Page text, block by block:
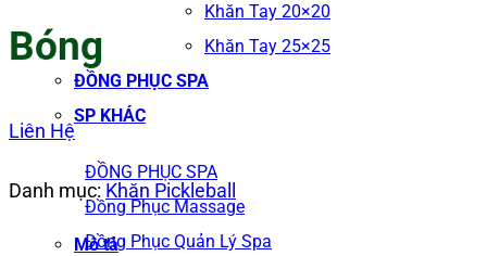
Khăn Tay 20×20
Khăn Tay 25×25
ĐỒNG PHỤC SPA
SP KHÁC
ĐỒNG PHỤC SPA
Đồng Phục Massage
Đồng Phục Quản Lý Spa
Bóng
Liên Hệ
Danh mục: Khăn Pickleball
Mô tả